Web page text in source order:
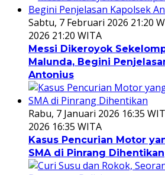
Sabtu, 7 Februari 2026 21:20
2026 21:20 WITA
Messi Dikeroyok
Malunda, Begini
Antonius
Rabu, 7 Januari 2026 16:35
2026 16:35 WITA
Kasus Pencurian Motor
SMA di Pinrang Dihentikan